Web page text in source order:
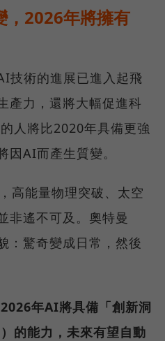
，2026年將擁有
技術的進展已進入起飛
產力，還將大幅促進科
人將比2020年具備更強
因AI而產生質變。
高能量物理突破、太空
非遙不可及。奧特曼
：驚奇變成日常，然後
2026年AI將具備「創新洞
的能力，未來有望自動